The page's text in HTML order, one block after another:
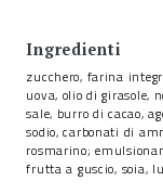
Ingredienti
zucchero, farina
uova, olio di girasole,
sale, burro di cacao,
sodio, carbonati di
rosmarino;
frutta a guscio, soia,